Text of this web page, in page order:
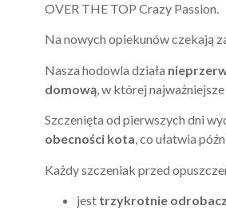
OVER THE TOP Crazy Passion.
Na nowych opiekunów czekają
Nasza hodowla działa
domową , w której
Szczenięta od pierwszych dni
obecności kota, co ułatwia
Każdy szczeniak przed
jest trzykrotnie